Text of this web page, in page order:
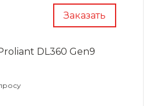
Заказать
DL360 Gen9